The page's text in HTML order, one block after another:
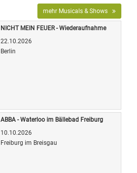
mehr Musicals & Shows
NICHT MEIN FEUER - Wiederaufnahme
22.10.2026
Berlin
ABBA - Waterloo im Bällebad Freiburg
10.10.2026
Freiburg im Breisgau